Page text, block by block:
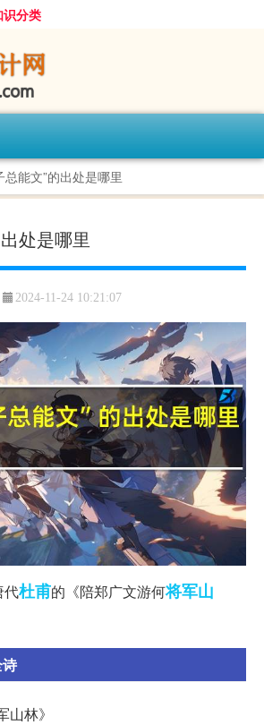
识分类
总能文”的出处是哪里
处是哪里
2024-11-24 10:21:07
代杜甫的《陪郑广文游何将军山
山林》